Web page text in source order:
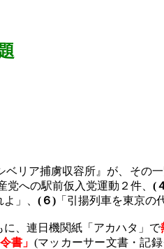
リア捕虜収容所』が、その
党への駅前仮入党運動２件、(
」、 ( ６) 「引揚列車を東京の
に、連日機関紙「アカハタ」で
書」 (マッカーサー文書・記